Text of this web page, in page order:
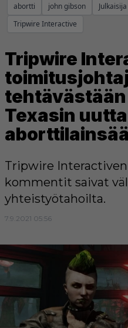
abortti john gibson Julkaisija
Tripwire Interactive
Tripwire
Texasin uutta
Tripwire
kommentit saivat
yhteistyötahoilta.
7.9.2021 05:56